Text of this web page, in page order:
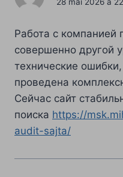
Работа с компанией
совершенно другой
технические
проведена
Сейчас сайт
поиска https://
audit-sajta/